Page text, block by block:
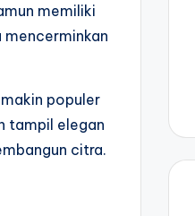
memiliki
mencerminkan
populer
tampil elegan
citra.